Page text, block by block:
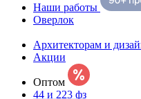
Наши работы
Оверлок
Архитекторам и
Акции
Оптом
44 и 223 фз